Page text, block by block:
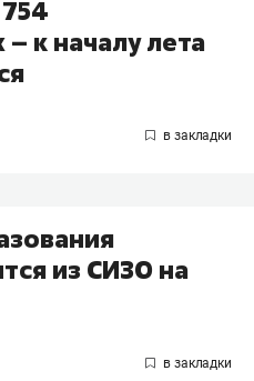
к началу лета
из СИЗО на